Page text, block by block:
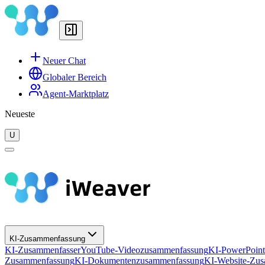
Neuer Chat
Globaler Bereich
Agent-Marktplatz
Neueste
U
KI-Zusammenfassung
KI-ZusammenfasserYouTube-VideozusammenfassungKI-
ZusammenfassungKI-DokumentenzusammenfassungKI-Website-